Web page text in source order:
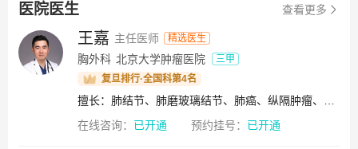
实验室、“消化系统肿瘤”北京国际科技合作基地、北京市首
批示范性研究型病房、科技部抗肿瘤新药疗效与安全性评价
信息化平台的建设单位。被国家卫健委授予首批肿瘤多学科
诊疗试点医院、国家首批肿瘤高通量基因测序临床试点单位;
是唯一承担北京地区癌症发病登记与生存统计，并向政府及
WHO提供数据的中心。是北京抗癌协会、北京癌症康复会的
挂靠和依托单位。我院多位专家分别担任中华医学会理事会
医院医生 查看更多
王嘉 主任医师 精选医生
胸外科 北京大学肿瘤医院
三甲
复旦排行·全国科第4名
擅长：肺结节、肺磨玻璃结节、肺癌、纵隔肿瘤、胸腺瘤、胸腺癌、纵隔畸胎瘤、纵隔神经源性肿瘤、孤立性肺结节、肺腺癌、小细胞肺癌、非小细胞肺癌、中央型肺癌、周围型肺癌、肺鳞状细胞癌
在线咨询： 已开通 预约挂号： 已开通